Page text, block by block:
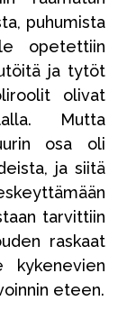
puhumista
opetettiin
ja tytöt
olivat
Mutta
osa oli
ja siitä
tarvittiin
raskaat
kykenevien
eteen.